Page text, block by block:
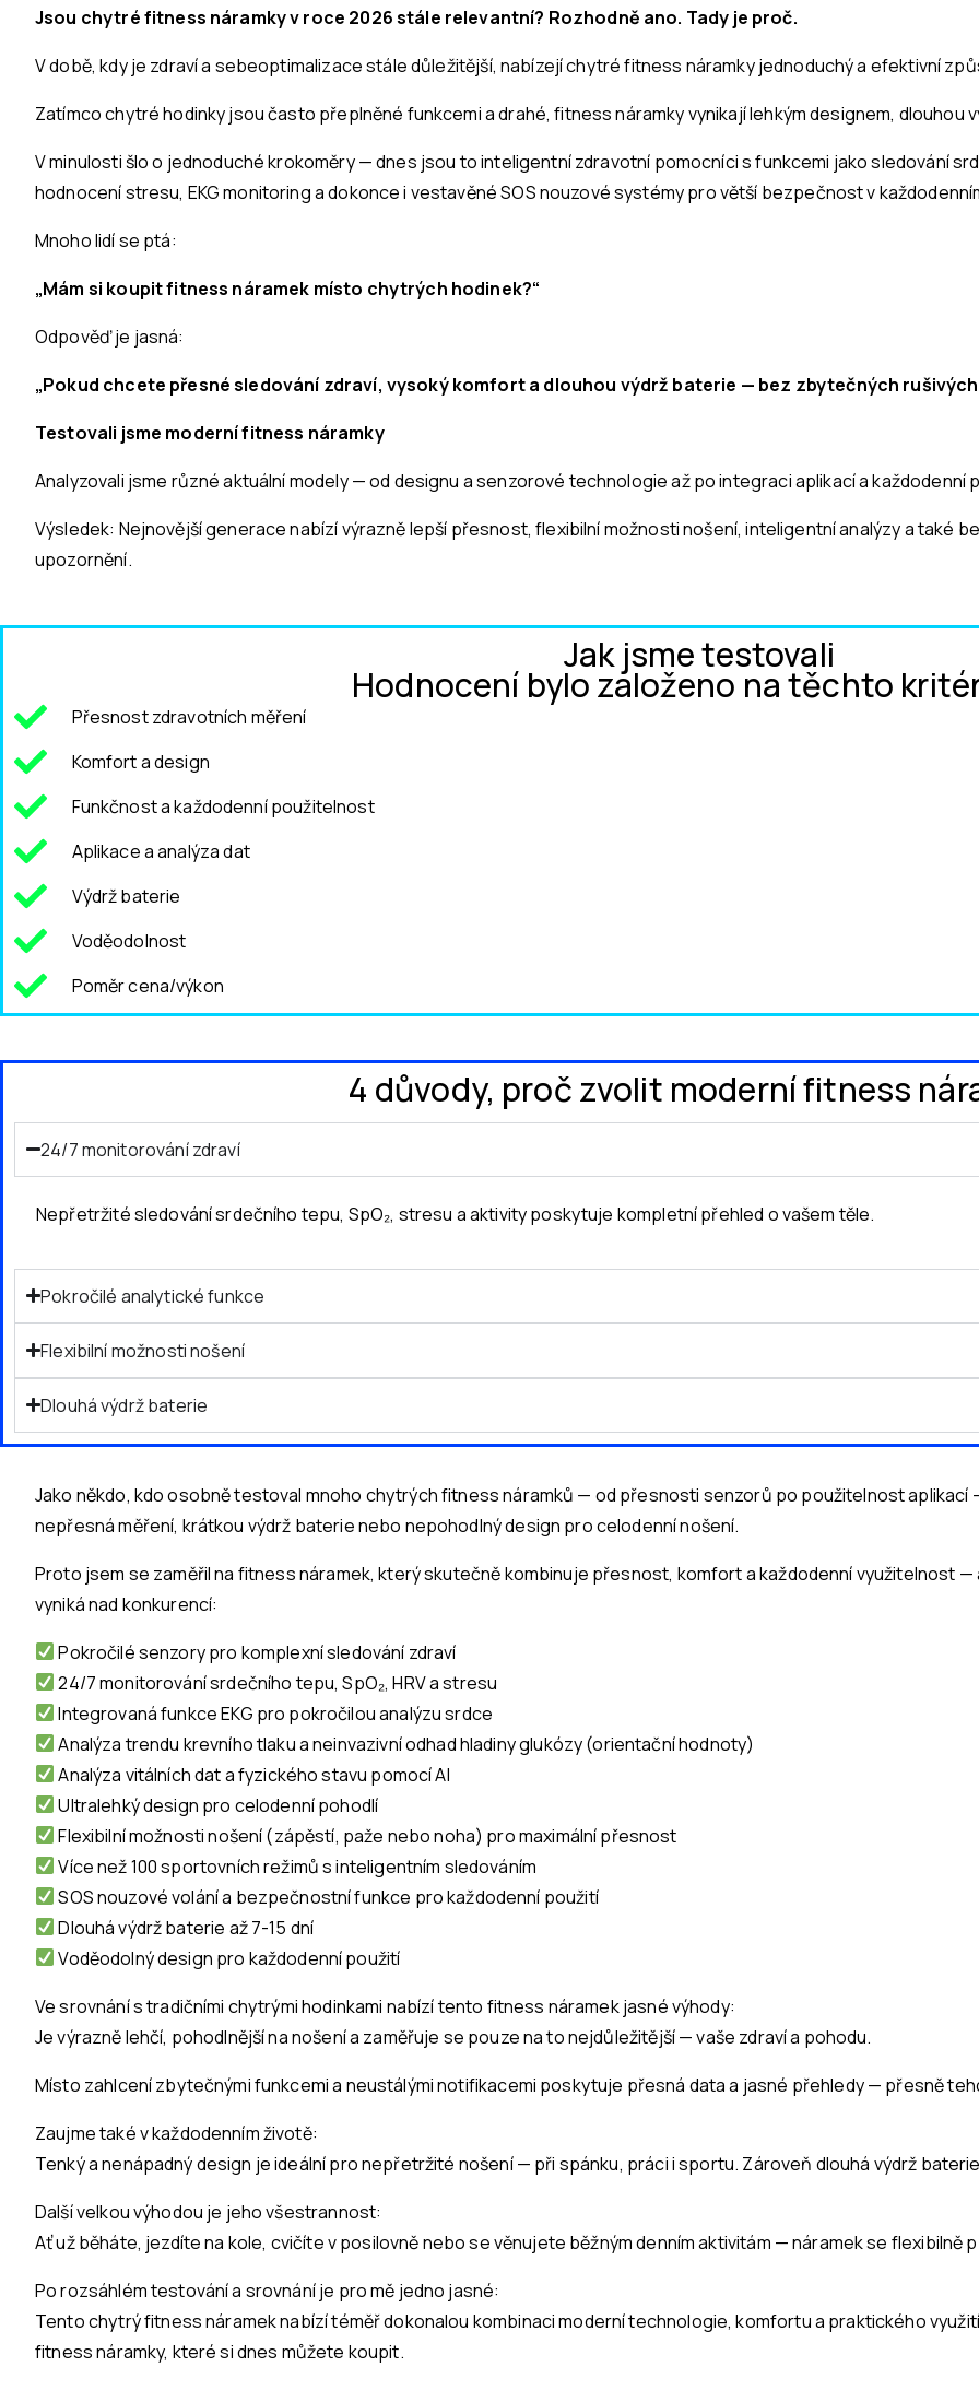
Jsou chytré fitness náramky v roce 2026 stále relevantní? Rozhodně ano. Tady je proč.
V době, kdy je zdraví a sebeoptimalizace stále důležitější, nabízejí chytré fitness náramky jednoduchý a efektivní
Zatímco chytré hodinky jsou často přeplněné funkcemi a drahé, fitness náramky vynikají lehkým designem, dlouhou
V minulosti šlo o jednoduché krokoměry — dnes jsou to inteligentní zdravotní pomocníci s funkcemi jako sledování
hodnocení stresu, EKG monitoring a dokonce i vestavěné SOS nouzové systémy pro větší bezpečnost v
Mnoho lidí se ptá:
„Mám si koupit fitness náramek místo chytrých hodinek?“
Odpověď je jasná:
„Pokud chcete přesné sledování zdraví, vysoký komfort a dlouhou výdrž baterie — bez zbytečných
Testovali jsme moderní fitness náramky
Analyzovali jsme různé aktuální modely — od designu a senzorové technologie až po integraci aplikací a každodenní
Výsledek: Nejnovější generace nabízí výrazně lepší přesnost, flexibilní možnosti nošení, inteligentní analýzy a také
upozornění.
Jak jsme testovali
Hodnocení bylo založeno na těchto
Přesnost zdravotních měření
Komfort a design
Funkčnost a každodenní použitelnost
Aplikace a analýza dat
Výdrž baterie
Voděodolnost
Poměr cena/výkon
4 důvody, proč zvolit moderní fitness
24/7 monitorování zdraví
Nepřetržité sledování srdečního tepu, SpO₂, stresu a aktivity poskytuje kompletní přehled o vašem těle.
Pokročilé analytické funkce
Flexibilní možnosti nošení
Dlouhá výdrž baterie
Jako někdo, kdo osobně testoval mnoho chytrých fitness náramků — od přesnosti senzorů po použitelnost aplikací
nepřesná měření, krátkou výdrž baterie nebo nepohodlný design pro celodenní nošení.
Proto jsem se zaměřil na fitness náramek, který skutečně kombinuje přesnost, komfort a každodenní využitelnost
vyniká nad konkurencí:
Pokročilé senzory pro komplexní sledování zdraví
24/7 monitorování srdečního tepu, SpO₂, HRV a stresu
Integrovaná funkce EKG pro pokročilou analýzu srdce
Analýza trendu krevního tlaku a neinvazivní odhad hladiny glukózy (orientační hodnoty)
Analýza vitálních dat a fyzického stavu pomocí AI
Ultralehký design pro celodenní pohodlí
Flexibilní možnosti nošení (zápěstí, paže nebo noha) pro maximální přesnost
Více než 100 sportovních režimů s inteligentním sledováním
SOS nouzové volání a bezpečnostní funkce pro každodenní použití
Dlouhá výdrž baterie až 7-15 dní
Voděodolný design pro každodenní použití
Ve srovnání s tradičními chytrými hodinkami nabízí tento fitness náramek jasné výhody:
Je výrazně lehčí, pohodlnější na nošení a zaměřuje se pouze na to nejdůležitější — vaše zdraví a pohodu.
Místo zahlcení zbytečnými funkcemi a neustálými notifikacemi poskytuje přesná data a jasné přehledy — přesně
Zaujme také v každodenním životě:
Tenký a nenápadný design je ideální pro nepřetržité nošení — při spánku, práci i sportu. Zároveň dlouhá výdrž
Další velkou výhodou je jeho všestrannost:
Ať už běháte, jezdíte na kole, cvičíte v posilovně nebo se věnujete běžným denním aktivitám — náramek se
Po rozsáhlém testování a srovnání je pro mě jedno jasné:
Tento chytrý fitness náramek nabízí téměř dokonalou kombinaci moderní technologie, komfortu a praktického
fitness náramky, které si dnes můžete koupit.